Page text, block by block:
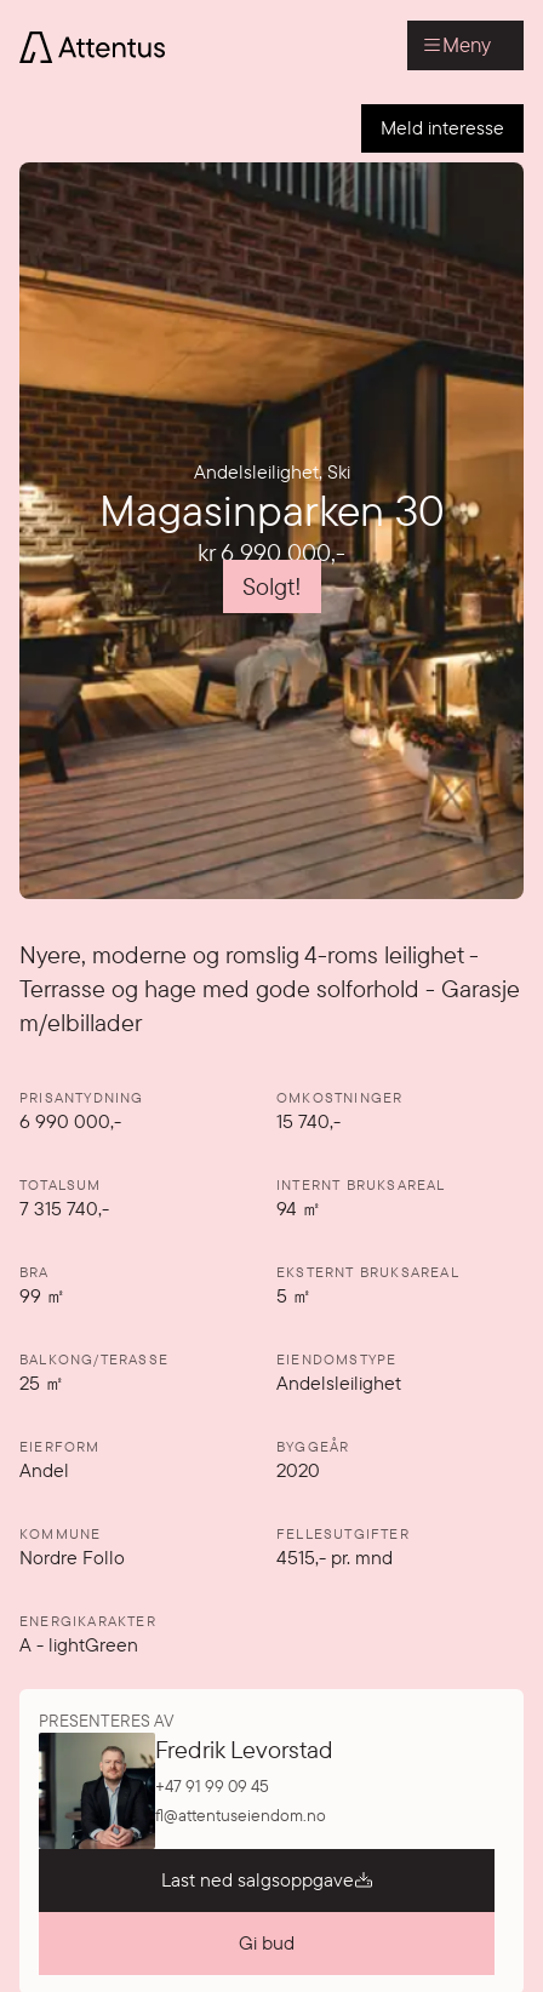
Meny
Meld interesse
Andelsleilighet,Ski
Magasinparken 30
kr 6 990 000,-
Solgt!
Nyere, moderne og romslig 4-roms leilighet -
Terrasse og hage med gode solforhold - Garasje
m/elbillader
Detaljer
PRISANTYDNING
6 990 000,-
OMKOSTNINGER
15 740,-
TOTALSUM
7 315 740,-
INTERNT BRUKSAREAL
94 ㎡
BRA
99 ㎡
EKSTERNT BRUKSAREAL
5 ㎡
BALKONG/TERASSE
25 ㎡
EIENDOMSTYPE
Andelsleilighet
EIERFORM
Andel
BYGGEÅR
2020
KOMMUNE
Nordre Follo
FELLESUTGIFTER
4515,- pr. mnd
ENERGIKARAKTER
A- lightGreen
PRESENTERES AV
Fredrik Levorstad
+47 91 99 09 45
fl@attentuseiendom.no
Last ned salgsoppgave
Gi bud